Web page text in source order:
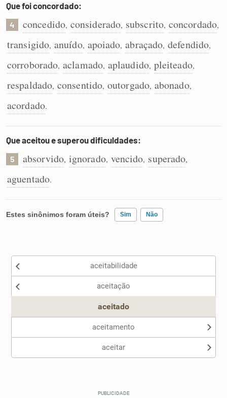
Que foi concordado:
4 concedido, considerado, subscrito, concordado,
transigido, anuído, apoiado, abraçado, defendido,
corroborado, aclamado, aplaudido, pleiteado,
respaldado, consentido, outorgado, abonado,
acordado.
Que aceitou e superou dificuldades:
5 absorvido, ignorado, vencido, superado,
aguentado.
Estes sinônimos foram úteis? Sim Não
Nenhum dos sinônimos apresentados me ajudou
aceitabilidade
aceitação
aceitado
aceitamento
aceitar